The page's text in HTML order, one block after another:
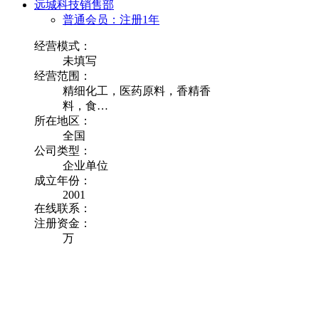
远城科技销售部
普通会员：注册1年
经营模式：
未填写
经营范围：
精细化工，医药原料，香精香
料，食…
所在地区：
全国
公司类型：
企业单位
成立年份：
2001
在线联系：
注册资金：
万